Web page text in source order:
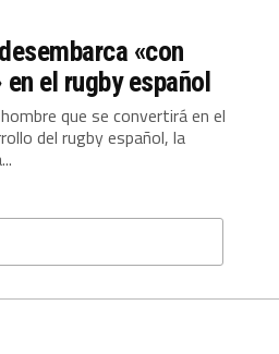
«con
el rugby español
hombre que se convertirá en el
del rugby español, la